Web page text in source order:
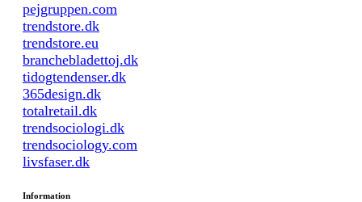
pejgruppen.com
trendstore.dk
trendstore.eu
branchebladettoj.dk
tidogtendenser.dk
365design.dk
totalretail.dk
trendsociologi.dk
trendsociology.com
livsfaser.dk
Information